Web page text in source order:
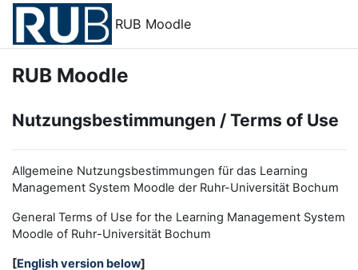
Zum Hauptinhalt
RUB Moodle
RUB Moodle
Nutzungsbestimmungen / Terms of Use
Allgemeine Nutzungsbestimmungen für das Learning
Management System Moodle der Ruhr-Universität Bochum
General Terms of Use for the Learning Management System
Moodle of Ruhr-Universität Bochum
[English version below]